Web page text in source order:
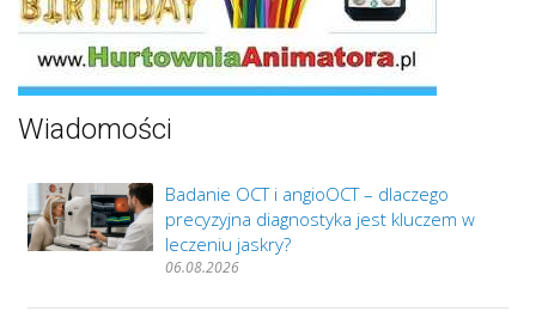
Wiadomości
Badanie OCT i angioOCT – dlaczego
precyzyjna diagnostyka jest kluczem w
leczeniu jaskry?
06.08.2026